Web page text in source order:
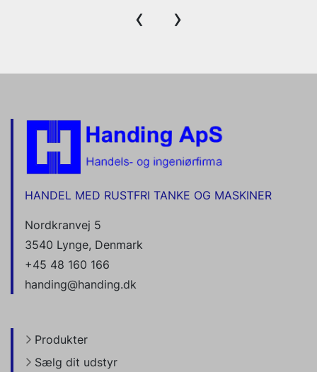
‹ ›
HANDEL MED RUSTFRI TANKE OG MASKINER
Nordkranvej 5
3540 Lynge, Denmark
+45 48 160 166
handing@handing.dk
Produkter
Sælg dit udstyr